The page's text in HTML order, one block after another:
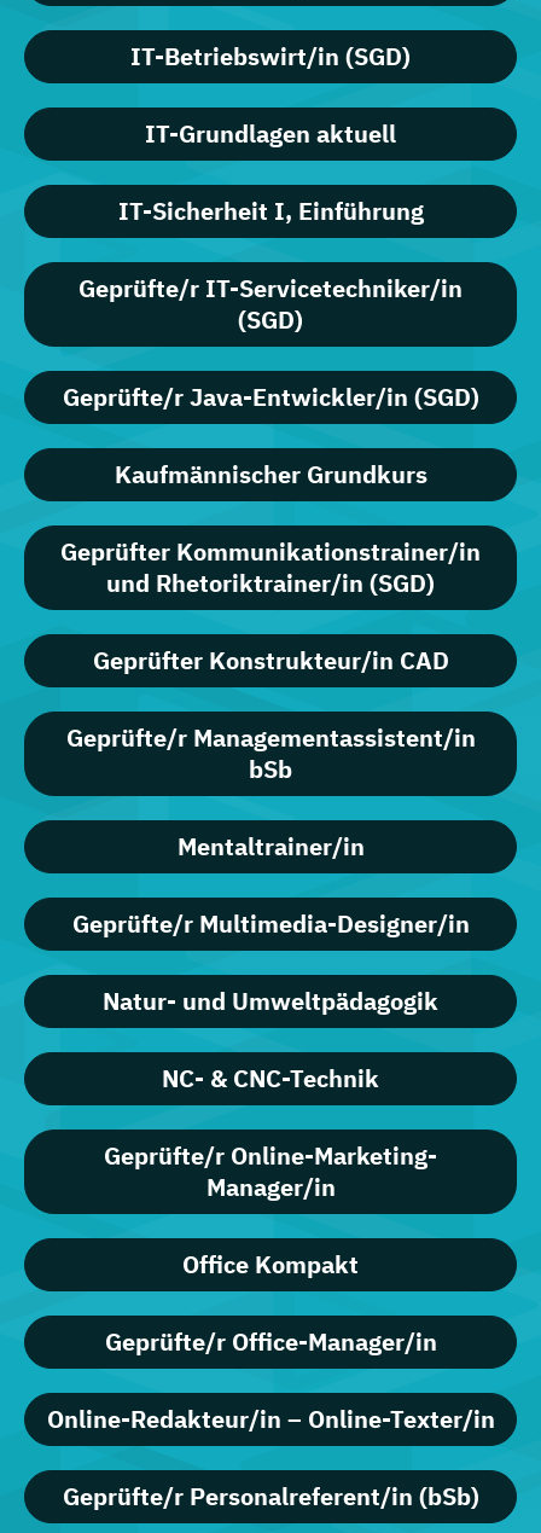
IT-Betriebswirt/in (SGD)
IT-Grundlagen aktuell
IT-Sicherheit I, Einführung
Geprüfte/r IT-Servicetechniker/in
(SGD)
Geprüfte/r Java-Entwickler/in (SGD)
Kaufmännischer Grundkurs
Geprüfter Kommunikationstrainer/in
und Rhetoriktrainer/in (SGD)
Geprüfter Konstrukteur/in CAD
Geprüfte/r Managementassistent/in
bSb
Mentaltrainer/in
Geprüfte/r Multimedia-Designer/in
Natur- und Umweltpädagogik
NC- & CNC-Technik
Geprüfte/r Online-Marketing-
Manager/in
Office Kompakt
Geprüfte/r Office-Manager/in
Online-Redakteur/in – Online-Texter/in
Geprüfte/r Personalreferent/in (bSb)